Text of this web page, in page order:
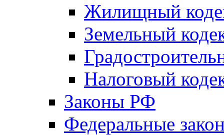
Жилищный
Земельный
Налоговый
Законы РФ
Федеральные